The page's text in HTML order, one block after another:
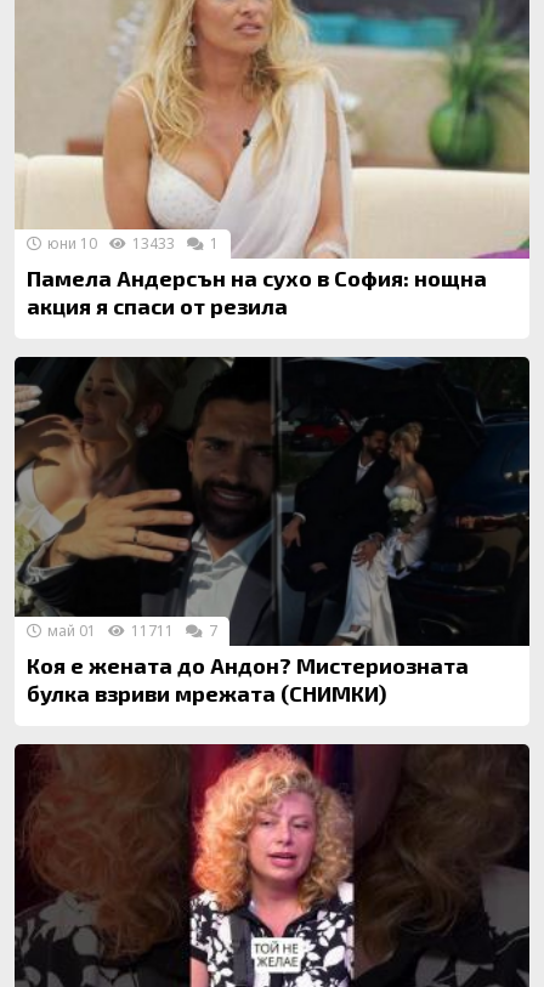
Памела Андерсън на сухо в София: нощна
акция я спаси от резила
юни 10 13433 1
Коя е жената до Андон? Мистериозната
булка взриви мрежата (СНИМКИ)
май 01 11711 7